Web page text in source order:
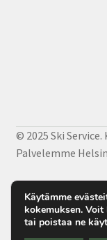
© 2025 Ski
Palvelemme
Käytämme
kokemuksen.
tai poistaa ne